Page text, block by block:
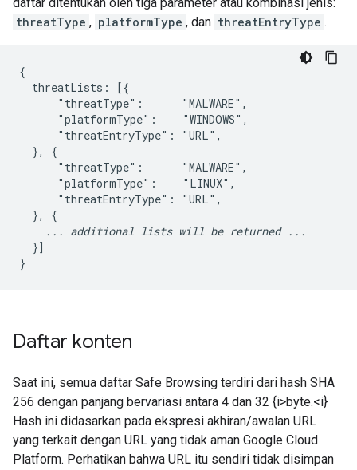
threatType , platformType , dan threatEntryType .
{
  threatLists: [{
      "threatType":      "MALWARE",
      "platformType":    "WINDOWS",
      "threatEntryType": "URL",
  }, {
      "threatType":      "MALWARE",
      "platformType":    "LINUX",
      "threatEntryType": "URL",
  }, {
... additional lists will be returned ...
  }]
}
Daftar konten
Saat ini, semua daftar Safe Browsing terdiri dari hash SHA
256 dengan panjang bervariasi antara 4 dan 32 {i>byte.<i}
Hash ini didasarkan pada ekspresi akhiran/awalan URL
yang terkait dengan URL yang tidak aman Google Cloud
Platform. Perhatikan bahwa URL itu sendiri tidak disimpan